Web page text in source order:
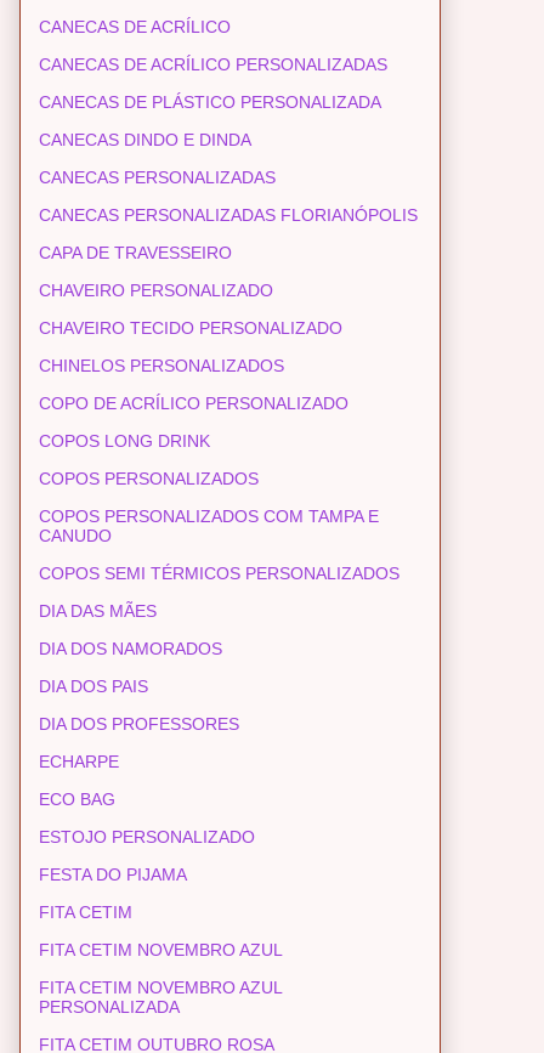
CANECAS DE ACRÍLICO
CANECAS DE ACRÍLICO PERSONALIZADAS
CANECAS DE PLÁSTICO PERSONALIZADA
CANECAS DINDO E DINDA
CANECAS PERSONALIZADAS
CANECAS PERSONALIZADAS FLORIANÓPOLIS
CAPA DE TRAVESSEIRO
CHAVEIRO PERSONALIZADO
CHAVEIRO TECIDO PERSONALIZADO
CHINELOS PERSONALIZADOS
COPO DE ACRÍLICO PERSONALIZADO
COPOS LONG DRINK
COPOS PERSONALIZADOS
COPOS PERSONALIZADOS COM TAMPA E
CANUDO
COPOS SEMI TÉRMICOS PERSONALIZADOS
DIA DAS MÃES
DIA DOS NAMORADOS
DIA DOS PAIS
DIA DOS PROFESSORES
ECHARPE
ECO BAG
ESTOJO PERSONALIZADO
FESTA DO PIJAMA
FITA CETIM
FITA CETIM NOVEMBRO AZUL
FITA CETIM NOVEMBRO AZUL
PERSONALIZADA
FITA CETIM OUTUBRO ROSA